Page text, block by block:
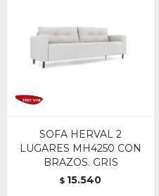
SOFA HERVAL 2
LUGARES MH4250 CON
BRAZOS. GRIS
$ 15.540